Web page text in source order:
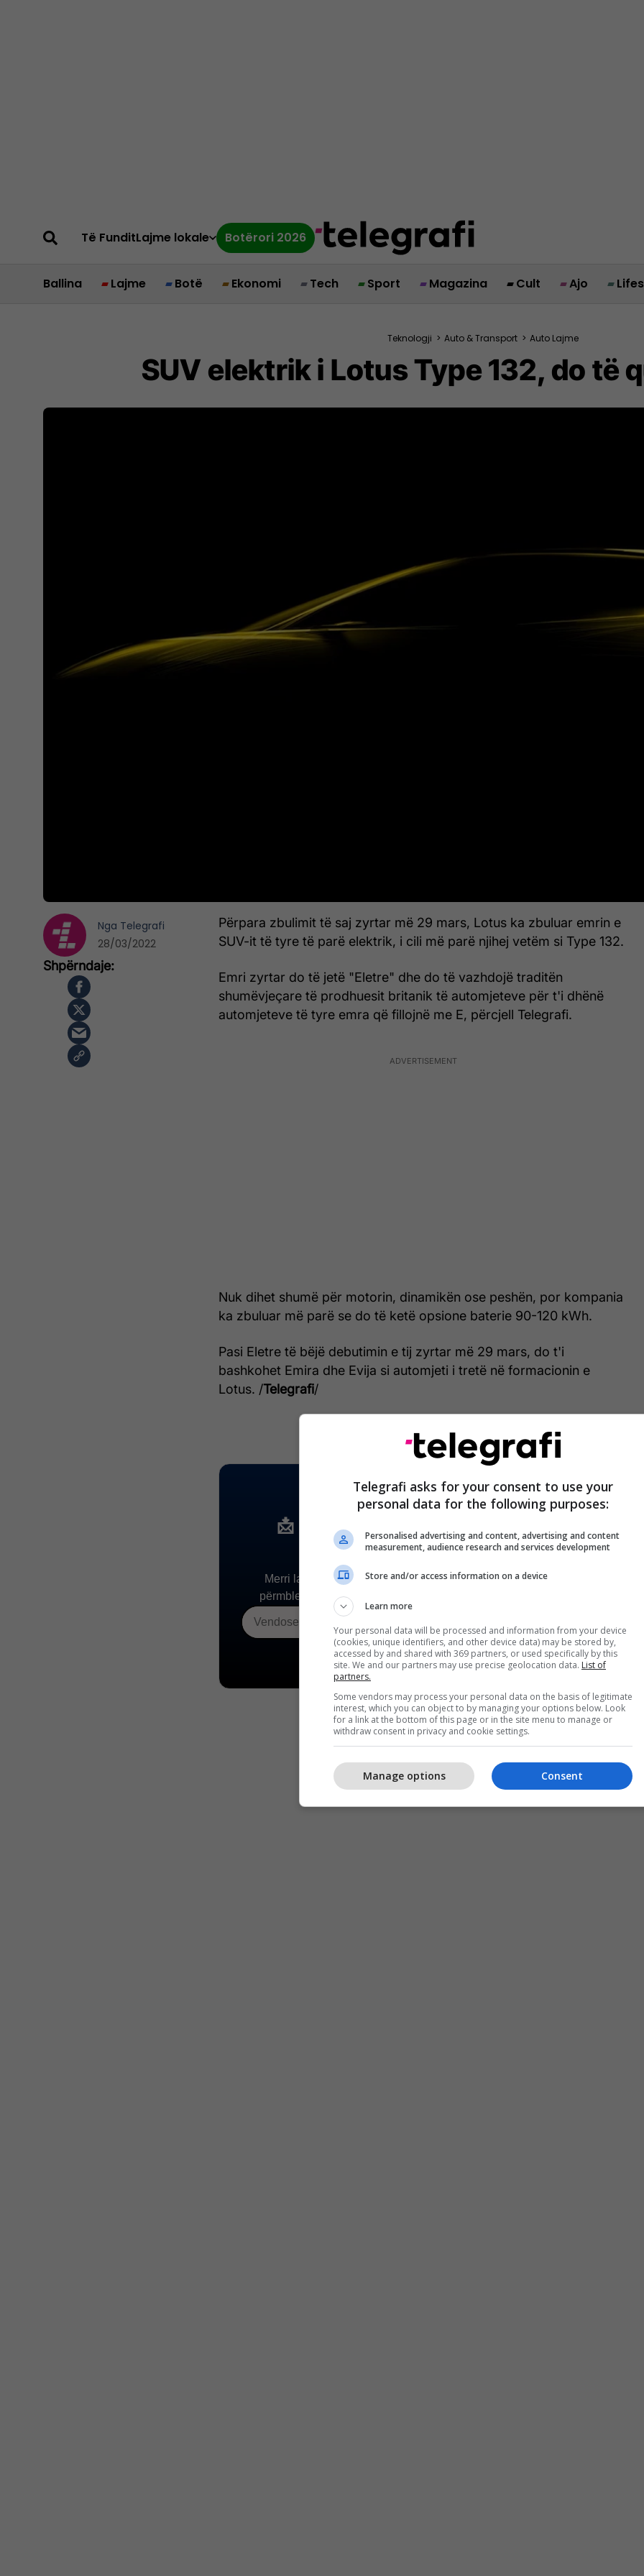
Të FunditLajme lokale Botërori 2026
Ballina Lajme Botë Ekonomi Tech Sport Magazina Cult Ajo
Teknologji > Auto & Transport > Auto Lajme
SUV elektrik i Lotus Type 132, do të
Përpara zbulimit të saj zyrtar më 29 mars, Lotus ka zbuluar emrin e
SUV-it të tyre të parë elektrik, i cili më parë njihej vetëm si Type 132.
Emri zyrtar do të jetë "Eletre" dhe do të vazhdojë traditën
shumëvjeçare të prodhuesit britanik të automjeteve për t'i dhënë
automjeteve të tyre emra që fillojnë me E, përcjell Telegrafi.
Nuk dihet shumë për motorin, dinamikën ose peshën, por kompania
ka zbuluar më parë se do të ketë opsione baterie 90-120 kWh.
Pasi Eletre të bëjë debutimin e tij zyrtar më 29 mars, do t'i
bashkohet Emira dhe Evija si automjeti i tretë në formacionin e
Lotus. /Telegrafi/
Nga Telegrafi
28/03/2022
Telegrafi asks for your consent to use your
personal data for the following purposes:
Personalised advertising and content, advertising and content
measurement, audience research and services development
Store and/or access information on a device
Learn more
Your personal data will be processed and information from your device
(cookies, unique identifiers, and other device data) may be stored by,
accessed by and shared with 369 partners, or used specifically by this
site. We and our partners may use precise geolocation data. List of
partners.
Some vendors may process your personal data on the basis of legitimate
interest, which you can object to by managing your options below. Look
for a link at the bottom of this page or in the site menu to manage or
withdraw consent in privacy and cookie settings.
Consent
Manage options